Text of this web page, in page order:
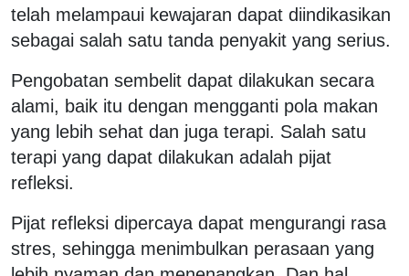
telah melampaui kewajaran dapat diindikasikan
sebagai salah satu tanda penyakit yang serius.
Pengobatan sembelit dapat dilakukan secara
alami, baik itu dengan mengganti pola makan
yang lebih sehat dan juga terapi. Salah satu
terapi yang dapat dilakukan adalah pijat
refleksi.
Pijat refleksi dipercaya dapat mengurangi rasa
stres, sehingga menimbulkan perasaan yang